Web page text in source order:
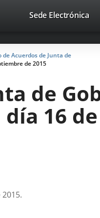
con nosotros Contacto
Sede ElectrónicaLink
de Acuerdos de Junta de
de 2015
de
16